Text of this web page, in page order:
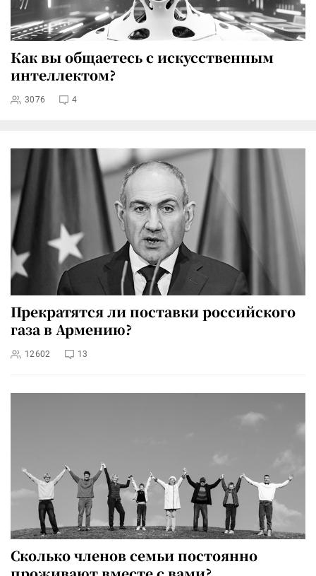
Как вы общаетесь с искусственным
интеллектом?
3076 4
Прекратятся ли поставки российского
газа в Армению?
12602 13
Сколько членов семьи постоянно